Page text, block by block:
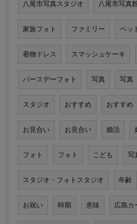
八尾市写真スタジオ 八尾市写真
家族フォト ファミリー ペッ
着物ドレス スマッシュケーキ
バースデーフォト 写真 写真
スタジオ おすすめ おすすめ
お見合い お見合い 婚活
フォト フォト こども 写
スタジオ・フォトスタジオ 年齢
お祝い 時期 意味 広島カ